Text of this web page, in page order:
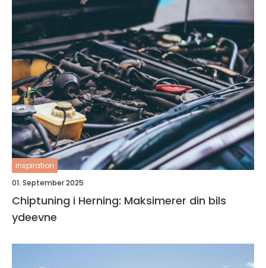
inspiration
01. September 2025
Chiptuning i Herning: Maksimerer din bils
ydeevne